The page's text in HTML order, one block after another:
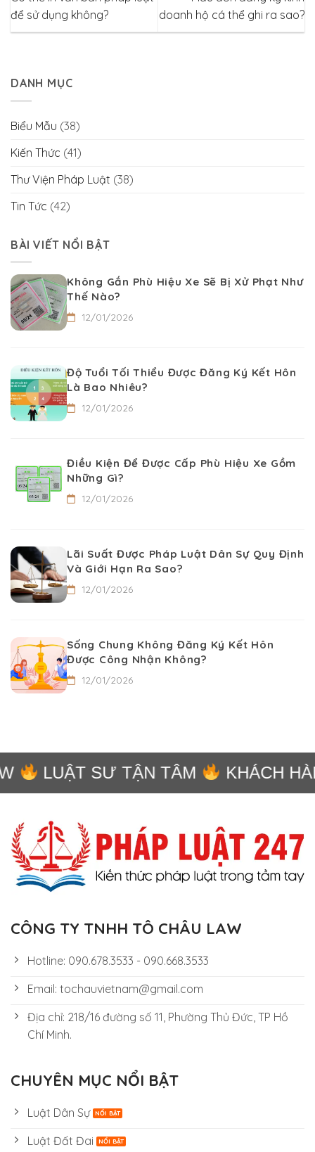
để sử dụng không?
doanh hộ cá thể ghi ra sao?
DANH MỤC
Biểu Mẫu (38)
Kiến Thức (41)
Thư Viện Pháp Luật (38)
Tin Tức (42)
BÀI VIẾT NỔI BẬT
Không Gắn Phù Hiệu Xe Sẽ Bị Xử Phạt Như
Thế Nào?
12/01/2026
Độ Tuổi Tối Thiểu Được Đăng Ký Kết Hôn
Là Bao Nhiêu?
12/01/2026
Điều Kiện Để Được Cấp Phù Hiệu Xe Gồm
Những Gì?
12/01/2026
Lãi Suất Được Pháp Luật Dân Sự Quy Định
Và Giới Hạn Ra Sao?
12/01/2026
Sống Chung Không Đăng Ký Kết Hôn
Được Công Nhận Không?
12/01/2026
LUẬT SƯ TẬN TÂM KHÁCH
CÔNG TY TNHH TÔ CHÂU LAW
Hotline: 090.678.3533 - 090.668.3533
Email: tochauvietnam@gmail.com
Địa chỉ: 218/16 đường số 11, Phường Thủ Đức, TP Hồ
Chí Minh.
CHUYÊN MỤC NỔI BẬT
Luật Dân Sự
Luật Đất Đai